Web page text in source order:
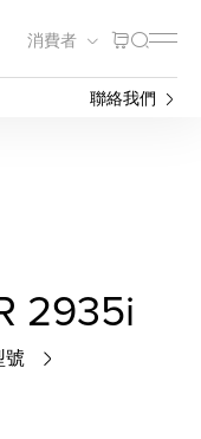
消費者
聯絡我們
2935i
號